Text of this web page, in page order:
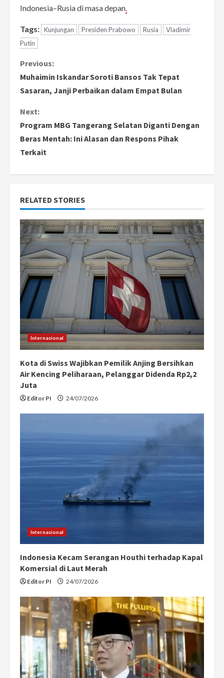
Indonesia–Rusia di masa depan.
Tags: Kunjungan Presiden Prabowo Rusia
Vladimir
Putin
C
o
n
t
i
n
u
e
R
e
a
d
i
n
g
Previous:
Muhaimin Iskandar Soroti Bansos Tak Tepat
Sasaran, Janji Perbaikan dalam Empat Bulan
Next:
Program MBG Tangerang Selatan Diganti Dengan
Beras Mentah: Ini Alasan dan Respons Pihak
Terkait
RELATED STORIES
Internasional
Kota di Swiss Wajibkan Pemilik Anjing Bersihkan
Air Kencing Peliharaan, Pelanggar Didenda Rp2,2
Juta
Editor PI 24/07/2026
Internasional
Indonesia Kecam Serangan Houthi terhadap Kapal
Komersial di Laut Merah
Editor PI 24/07/2026